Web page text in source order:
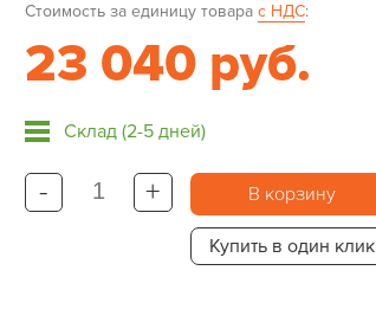
Стоимость за единицу товара с НДС:
23 040 руб.
Склад (2-5 дней)
- + В корзину
Купить в один клик